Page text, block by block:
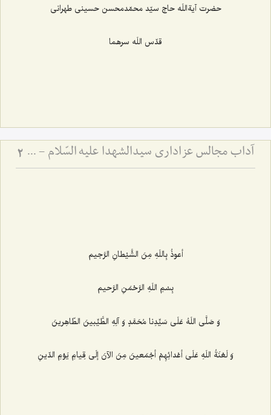
حضرت آیةاللَه حاج سیّد محمّدمحسن حسینی طهرانی
قدّس اللَه سرهما
آداب مجالس عزاداری سیدالشهدا علیه السّلام - و دستورات بزرگان راجع به ماه‌های محرم و صفر 2
أعوذُ بِاللَهِ مِنَ الشَّیْطانِ الرَّجیم‌
بِسْمِ اللَهِ الرَّحْمَنِ الرَّحیم‌
وَ صَلَّی اللَهُ عَلَی سَیِّدِنا مُحَمَّدٍ وَ آلِهِ الطَّیِّبینَ الطّاهِرینَ‌
وَ لَعْنَةُ اللَهِ عَلَی أعْدائِهِمْ أجْمَعینَ مِنَ الآنَ إلَی قِیامِ یَوْمِ الدّینِ‌